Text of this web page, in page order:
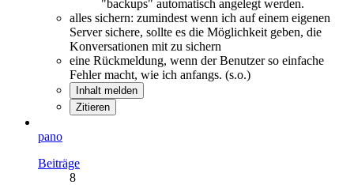
"backups" automatisch angelegt werden.
alles sichern: zumindest wenn ich auf einem eigenen
Server sichere, sollte es die Möglichkeit geben, die
Konversationen mit zu sichern
eine Rückmeldung, wenn der Benutzer so einfache
Fehler macht, wie ich anfangs. (s.o.)
Inhalt melden
Zitieren
pano
Beiträge
8